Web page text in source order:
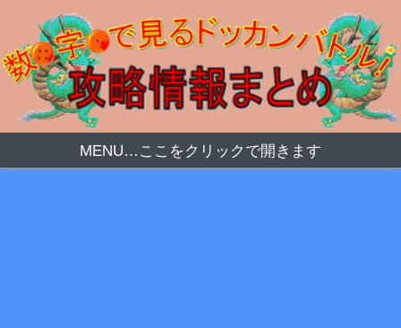
MENU…ここをクリックで開きます